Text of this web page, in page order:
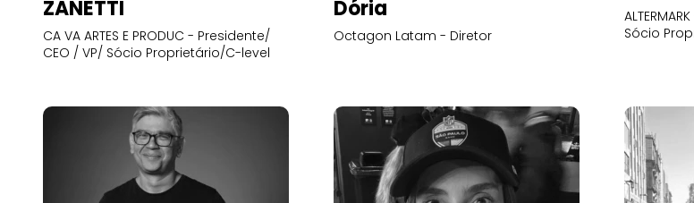
ZANETTI
CA VA ARTES E PRODUC - Presidente/
CEO / VP/ Sócio Proprietário/C-level
Dória
Octagon Latam - Diretor
Sócio